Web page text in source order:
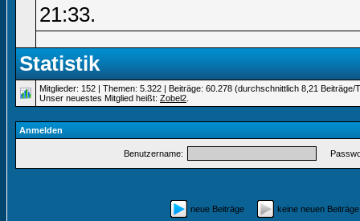
21:33.
Statistik
Mitglieder: 152 | Themen: 5.322 | Beiträge: 60.278 (durchschnittlich 8,21 Beiträge/
Unser neuestes Mitglied heißt: Zobel2
Anmelden
Benutzername:
neue Beiträge keine neuen